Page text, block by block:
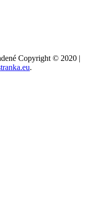
Copyright © 2020 |
.